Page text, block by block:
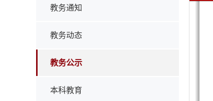
教务通知
教务动态
教务公示
本科教育